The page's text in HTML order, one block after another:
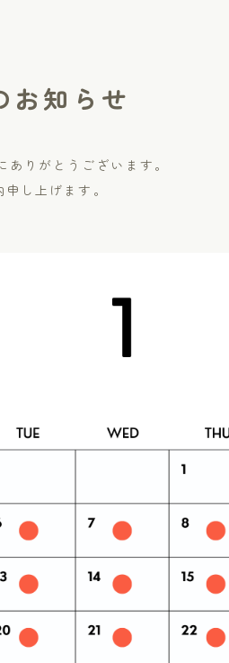
お知らせ
りがとうございます。
し上げます。